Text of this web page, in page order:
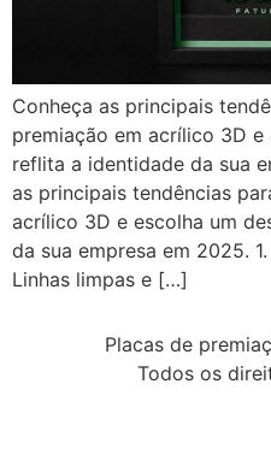
Conheça as principais
premiação em acrílico 3D
reflita a identidade da sua
as principais tendências
acrílico 3D e escolha um
da sua empresa em 2025.
Linhas limpas e […]
Placas de
Todos os